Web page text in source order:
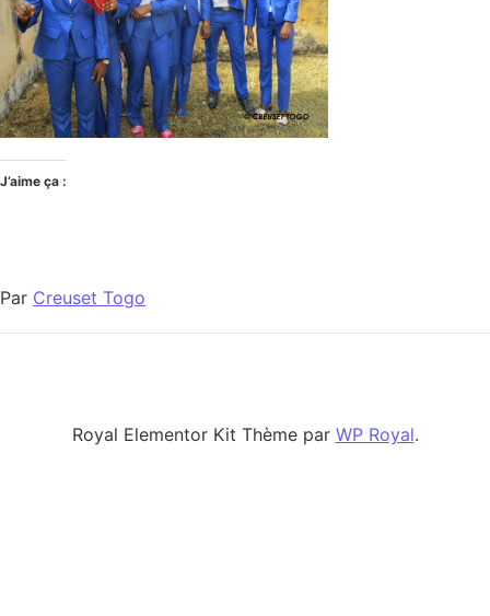
J’aime ça :
Par Creuset Togo
Royal Elementor Kit Thème par WP Royal.